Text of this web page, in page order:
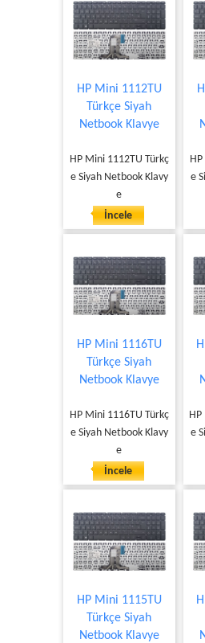
HP Mini 1112TU
Türkçe Siyah
Netbook Klavye
HP Mini 1112TU Türkç
e Siyah Netbook Klavy
e
İncele
e
HP Mini 1116TU
Türkçe Siyah
Netbook Klavye
HP Mini 1116TU Türkç
e Siyah Netbook Klavy
e
İncele
e
HP Mini 1115TU
Türkçe Siyah
Netbook Klavye